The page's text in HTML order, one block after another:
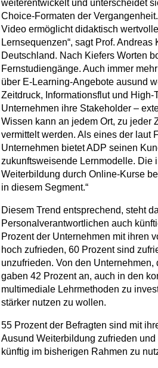
weiterentwickelt und unterscheidet
Choice-Formaten der
Video ermöglicht didaktisch
Lernsequenzen“, sagt Prof.
Deutschland. Nach Kiefers Worten
Fernstudiengänge. Auch immer
über E-Learning-Angebote ausund
Zeitdruck, Informationsflut und
Unternehmen ihre Stakeholder –
Wissen kann an jedem Ort, zu jeder
vermittelt werden. Als eines der laut
Unternehmen bietet ADP seinen
zukunftsweisende Lernmodelle. Die
Weiterbildung durch Online-Kurse
in diesem Segment.“
Diesem Trend entsprechend, steht
Personalverantwortlichen auch
Prozent der Unternehmen mit ihren
hoch zufrieden, 60 Prozent sind
unzufrieden. Von den
gaben 42 Prozent an, auch in den
multimediale Lehrmethoden zu
stärker nutzen zu wollen.
55 Prozent der Befragten sind mit
Ausund Weiterbildung zufrieden
künftig im bisherigen Rahmen zu